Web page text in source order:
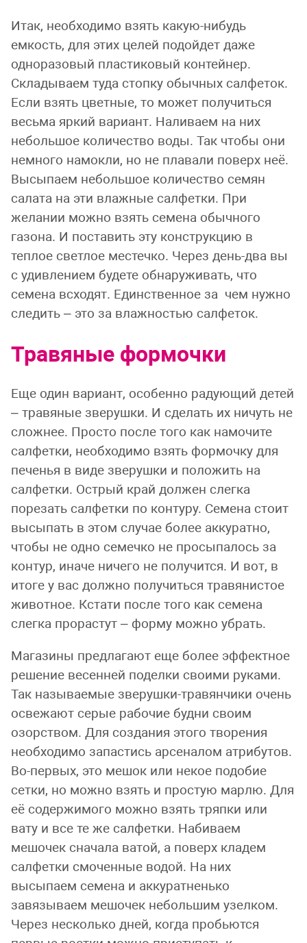
Итак, необходимо взять какую-нибудь
емкость, для этих целей подойдет даже
одноразовый пластиковый контейнер.
Складываем туда стопку обычных салфеток.
Если взять цветные, то может получиться
весьма яркий вариант. Наливаем на них
небольшое количество воды. Так чтобы они
немного намокли, но не плавали поверх неё.
Высыпаем небольшое количество семян
салата на эти влажные салфетки. При
желании можно взять семена обычного
газона. И поставить эту конструкцию в
теплое светлое местечко. Через день-два вы
с удивлением будете обнаруживать, что
семена всходят. Единственное за чем нужно
следить – это за влажностью салфеток.
Травяные формочки
Еще один вариант, особенно радующий детей
– травяные зверушки. И сделать их ничуть не
сложнее. Просто после того как намочите
салфетки, необходимо взять формочку для
печенья в виде зверушки и положить на
салфетки. Острый край должен слегка
порезать салфетки по контуру. Семена стоит
высыпать в этом случае более аккуратно,
чтобы не одно семечко не просыпалось за
контур, иначе ничего не получится. И вот, в
итоге у вас должно получиться травянистое
животное. Кстати после того как семена
слегка прорастут – форму можно убрать.
Магазины предлагают еще более эффектное
решение весенней поделки своими руками.
Так называемые зверушки-травянчики очень
освежают серые рабочие будни своим
озорством. Для создания этого творения
необходимо запастись арсеналом атрибутов.
Во-первых, это мешок или некое подобие
сетки, но можно взять и простую марлю. Для
её содержимого можно взять тряпки или
вату и все те же салфетки. Набиваем
мешочек сначала ватой, а поверх кладем
салфетки смоченные водой. На них
высыпаем семена и аккуратненько
завязываем мешочек небольшим узелком.
Через несколько дней, когда пробьются